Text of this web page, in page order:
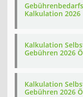
Kalkulation 2026
Kalkulation
Gebühren 2026
Kalkulation
Gebühren 2026